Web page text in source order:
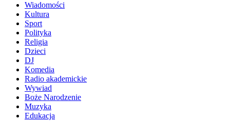
Wiadomości
Kultura
Sport
Polityka
Religia
Dzieci
DJ
Komedia
Radio akademickie
Wywiad
Boże Narodzenie
Muzyka
Edukacja